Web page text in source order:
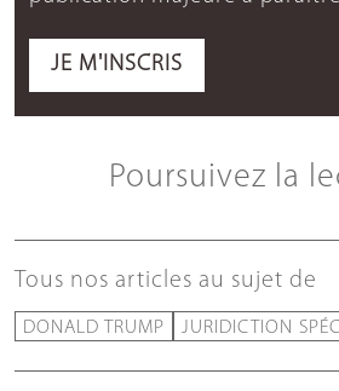
JE M'INSCRIS
Poursuivez la
Tous nos articles au sujet de
DONALD TRUMP JURIDICTION